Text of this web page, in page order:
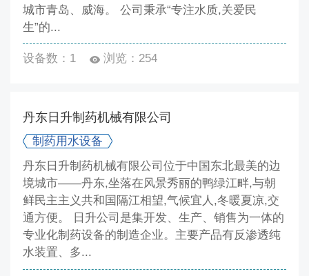
城市青岛、威海。 公司秉承“专注水质,关爱民
生”的...
设备数：1 浏览：254
丹东日升制药机械有限公司
制药用水设备
丹东日升制药机械有限公司位于中国东北最美的边
境城市——丹东,坐落在风景秀丽的鸭绿江畔,与朝
鲜民主主义共和国隔江相望,气候宜人,冬暖夏凉,交
通方便。 日升公司是集开发、生产、销售为一体的
专业化制药设备的制造企业。主要产品有反渗透纯
水装置、多...